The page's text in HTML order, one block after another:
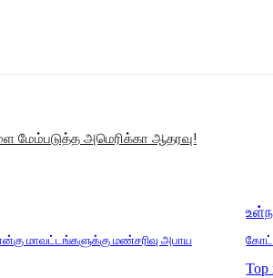
மேம்படுத்த அமெரிக்கா ஆதரவு!
மாவட்டங்களுக்கு மண்சரிவு அபாய
Top